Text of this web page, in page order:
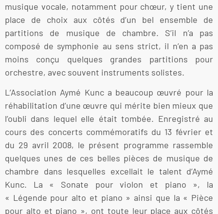
musique vocale, notamment pour chœur, y tient une
place de choix aux côtés d’un bel ensemble de
partitions de musique de chambre. S’il n’a pas
composé de symphonie au sens strict, il n’en a pas
moins conçu quelques grandes partitions pour
orchestre, avec souvent instruments solistes.
L’Association Aymé Kunc a beaucoup œuvré pour la
réhabilitation d’une œuvre qui mérite bien mieux que
l’oubli dans lequel elle était tombée. Enregistré au
cours des concerts commémoratifs du 13 février et
du 29 avril 2008, le présent programme rassemble
quelques unes de ces belles pièces de musique de
chambre dans lesquelles excellait le talent d’Aymé
Kunc. La « Sonate pour violon et piano », la
« Légende pour alto et piano » ainsi que la « Pièce
pour alto et piano », ont toute leur place aux côtés